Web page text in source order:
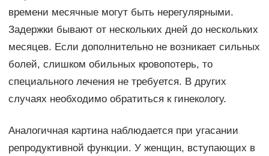
времени месячные могут быть нерегулярными.
Задержки бывают от нескольких дней до нескольких
месяцев. Если дополнительно не возникает сильных
болей, слишком обильных кровопотерь, то
специального лечения не требуется. В других
случаях необходимо обратиться к гинекологу.
Аналогичная картина наблюдается при угасании
репродуктивной функции. У женщин, вступающих в